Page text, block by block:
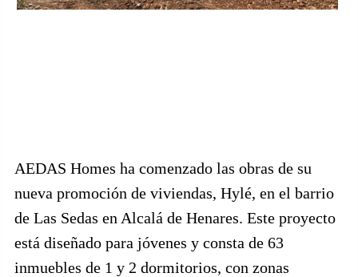
AEDAS Homes ha comenzado las obras de su
nueva promoción de viviendas, Hylé, en el barrio
de Las Sedas en Alcalá de Henares. Este proyecto
está diseñado para jóvenes y consta de 63
inmuebles de 1 y 2 dormitorios, con zonas